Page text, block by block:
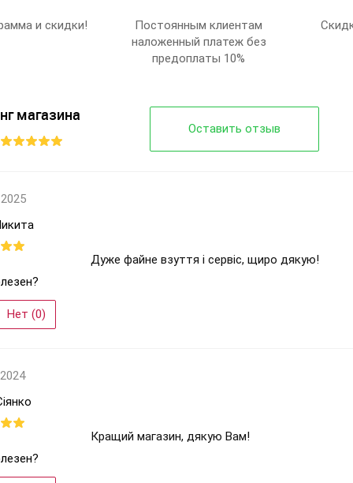
1
Белый
и скидки!
Постоянным клиентам
наложенный платеж без
предоплаты 10%
магазина
Оставить отзыв
Нет (0)
Дуже файне взуття і сервіс, щиро дякую!
Кращий магазин, дякую Вам!